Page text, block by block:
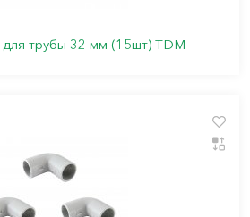
для трубы 32 мм (15шт) TDM